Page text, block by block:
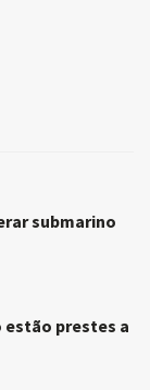
submarino
estão prestes a